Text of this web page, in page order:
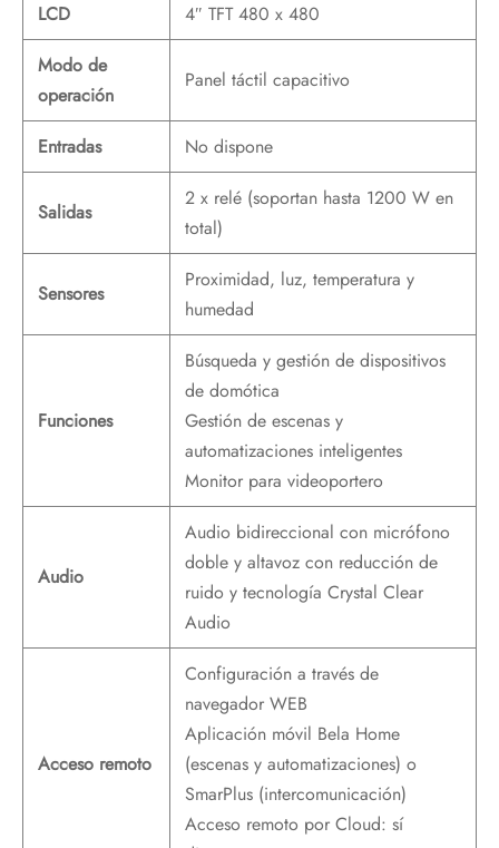
LCD
4″ TFT 480 x 480
Modo de
operación
Panel táctil capacitivo
Entradas No dispone
Salidas
2 x relé (soportan hasta 1200 W en
total)
Sensores
Proximidad, luz, temperatura y
humedad
Funciones
Búsqueda y gestión de dispositivos
de domótica
Gestión de escenas y
automatizaciones inteligentes
Monitor para videoportero
Audio
Audio bidireccional con micrófono
doble y altavoz con reducción de
ruido y tecnología Crystal Clear
Audio
Acceso remoto
Configuración a través de
navegador WEB
Aplicación móvil Bela Home
(escenas y automatizaciones) o
SmarPlus (intercomunicación)
Acceso remoto por Cloud: sí